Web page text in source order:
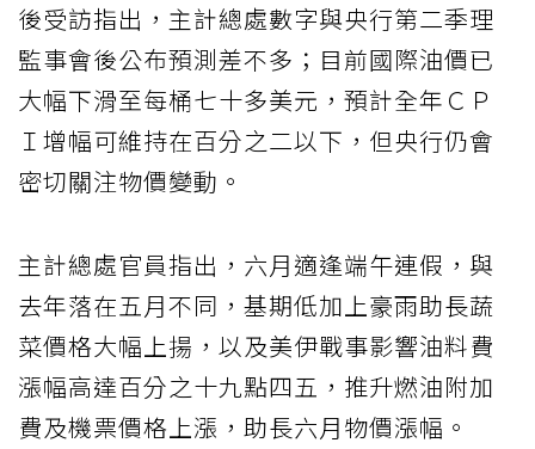
後受訪指出，主計總處數字與央行第二季理
監事會後公布預測差不多；目前國際油價已
大幅下滑至每桶七十多美元，預計全年ＣＰ
Ｉ增幅可維持在百分之二以下，但央行仍會
密切關注物價變動。
主計總處官員指出，六月適逢端午連假，與
去年落在五月不同，基期低加上豪雨助長蔬
菜價格大幅上揚，以及美伊戰事影響油料費
漲幅高達百分之十九點四五，推升燃油附加
費及機票價格上漲，助長六月物價漲幅。